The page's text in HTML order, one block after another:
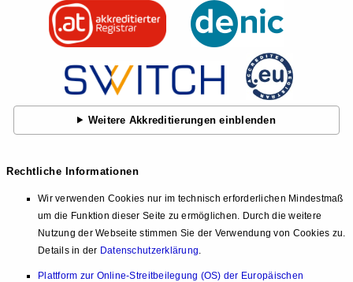
Weitere Akkreditierungen einblenden
Rechtliche Informationen
Wir verwenden Cookies nur im technisch erforderlichen Mindestmaß
um die Funktion dieser Seite zu ermöglichen. Durch die weitere
Nutzung der Webseite stimmen Sie der Verwendung von Cookies zu.
Details in der Datenschutzerklärung.
Plattform zur Online-Streitbeilegung (OS) der Europäischen